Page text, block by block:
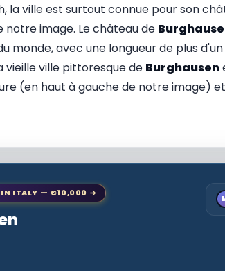
la ville est surtout connue pour son
image. Le château de
monde, avec une longueur de plus
ville pittoresque de Burghausen
(en haut à gauche de notre image)
IN ITALY — €10,000 →